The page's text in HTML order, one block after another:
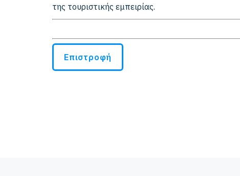
της τουριστικής εμπειρίας.
Επιστροφή